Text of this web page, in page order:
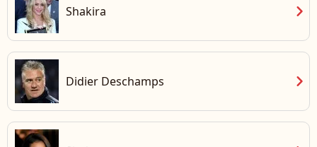
Shakira chevron_right
Didier Deschamps chevron_right